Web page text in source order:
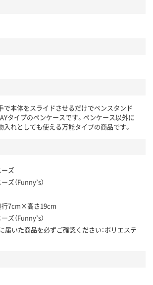
で本体をスライドさせるだけでペンスタンド
タイプのペンケースです。ペンケース以外に
入れとしても使える万能タイプの商品です。
ーズ
ズ（Funny’s）
行7cm×高さ19cm
ズ（Funny’s）
いた商品を必ずご確認ください：ポリエステ